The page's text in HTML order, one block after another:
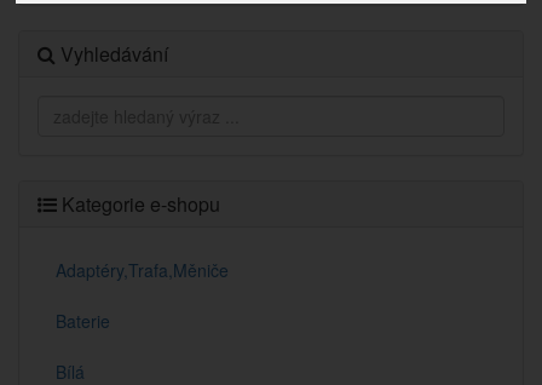
Vyhledávání
Kategorie e-shopu
Adaptéry,Trafa,Měniče
Baterie
Bílá